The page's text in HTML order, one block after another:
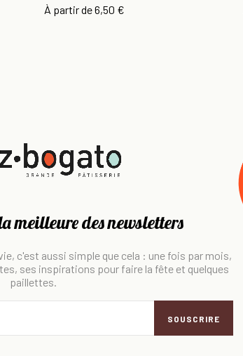
À partir de6,50 €
meilleure des newsletters
c'est aussi simple que cela : une fois par mois,
ses inspirations pour faire la fête et quelques
paillettes.
SOUSCRIRE